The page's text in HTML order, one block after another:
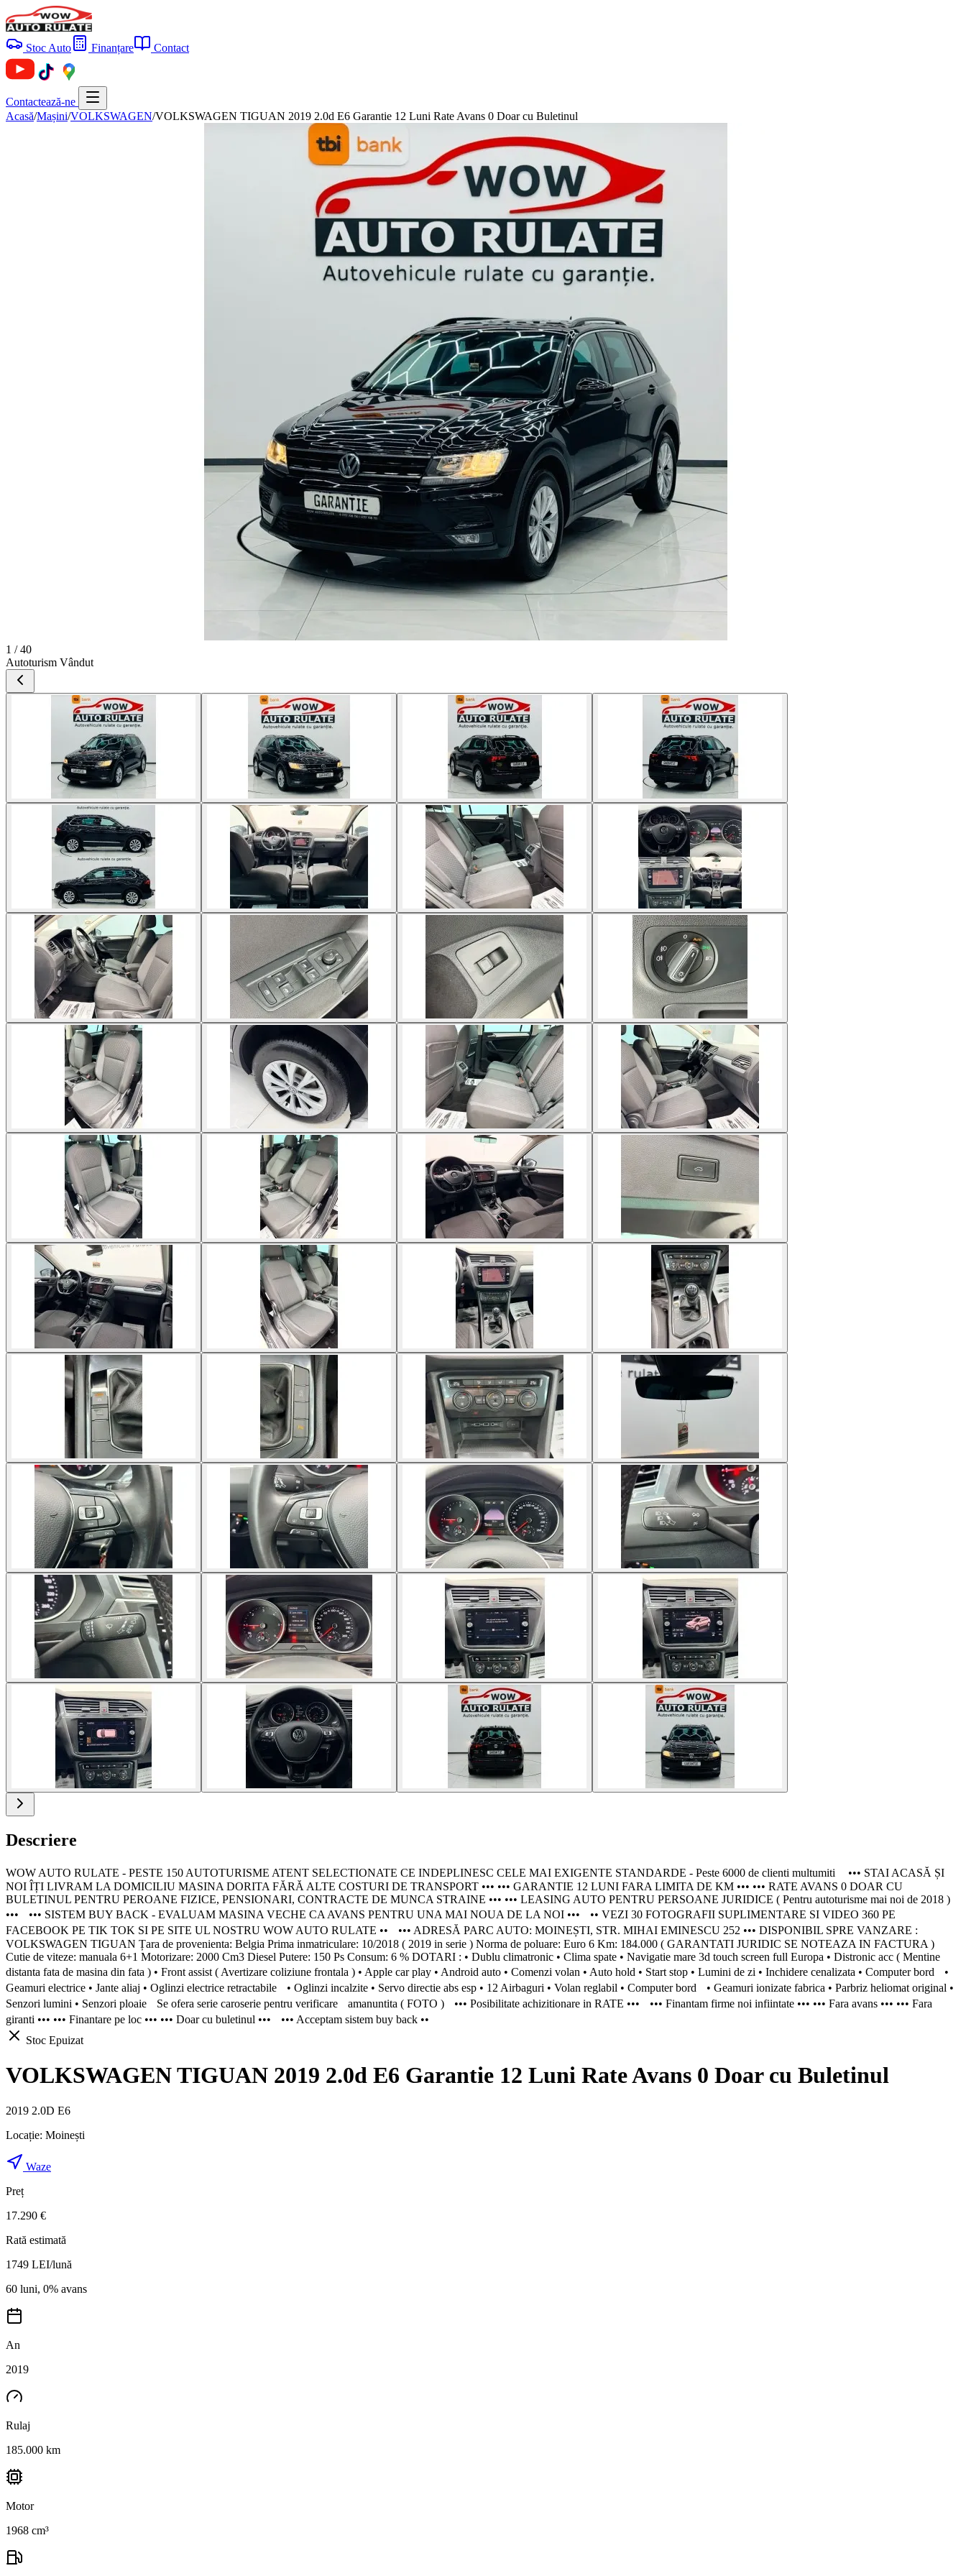
Stoc Auto Finanțare Contact
Contactează-ne
Acasă/Mașini/VOLKSWAGEN/VOLKSWAGEN TIGUAN 2019 2.0d E6 Garantie 12 Luni Rate Avans 0 Doar cu Buletinul
1 / 40
Autoturism Vândut
Descriere
WOW AUTO RULATE - PESTE 150 AUTOTURISME ATENT SELECTIONATE CE INDEPLINESC CELE MAI EXIGENTE STANDARDE - Peste 6000 de clienti multumiti ••• STAI ACASĂ ȘI
NOI ÎȚI LIVRAM LA DOMICILIU MASINA DORITA FĂRĂ ALTE COSTURI DE TRANSPORT ••• ••• GARANTIE 12 LUNI FARA LIMITA DE KM ••• ••• RATE AVANS 0 DOAR CU
BULETINUL PENTRU PEROANE FIZICE, PENSIONARI, CONTRACTE DE MUNCA STRAINE ••• ••• LEASING AUTO PENTRU PERSOANE JURIDICE ( Pentru autoturisme mai noi de 2018 )
••• ••• SISTEM BUY BACK - EVALUAM MASINA VECHE CA AVANS PENTRU UNA MAI NOUA DE LA NOI ••• •• VEZI 30 FOTOGRAFII SUPLIMENTARE SI VIDEO 360 PE
FACEBOOK PE TIK TOK SI PE SITE UL NOSTRU WOW AUTO RULATE •• ••• ADRESĂ PARC AUTO: MOINEȘTI, STR. MIHAI EMINESCU 252 ••• DISPONIBIL SPRE VANZARE :
VOLKSWAGEN TIGUAN Țara de provenienta: Belgia Prima inmatriculare: 10/2018 ( 2019 in serie ) Norma de poluare: Euro 6 Km: 184.000 ( GARANTATI JURIDIC SE NOTEAZA IN FACTURA )
Cutie de viteze: manuala 6+1 Motorizare: 2000 Cm3 Diesel Putere: 150 Ps Consum: 6 % DOTARI : • Dublu climatronic • Clima spate • Navigatie mare 3d touch screen full Europa • Distronic acc ( Mentine
distanta fata de masina din fata ) • Front assist ( Avertizare coliziune frontala ) • Apple car play • Android auto • Comenzi volan • Auto hold • Start stop • Lumini de zi • Inchidere cenalizata • Computer bord •
Geamuri electrice • Jante aliaj • Oglinzi electrice retractabile • Oglinzi incalzite • Servo directie abs esp • 12 Airbaguri • Volan reglabil • Computer bord • Geamuri ionizate fabrica • Parbriz heliomat original •
Senzori lumini • Senzori ploaie Se ofera serie caroserie pentru verificare amanuntita ( FOTO ) ••• Posibilitate achizitionare in RATE ••• ••• Finantam firme noi infiintate ••• ••• Fara avans ••• ••• Fara
giranti ••• ••• Finantare pe loc ••• ••• Doar cu buletinul ••• ••• Acceptam sistem buy back ••
Stoc Epuizat
VOLKSWAGEN TIGUAN 2019 2.0d E6 Garantie 12 Luni Rate Avans 0 Doar cu Buletinul
2019 2.0D E6
Locație: Moinești
Waze
Preț
17.290 €
Rată estimată
1749 LEI/lună
60 luni, 0% avans
An
2019
Rulaj
185.000 km
Motor
1968 cm³